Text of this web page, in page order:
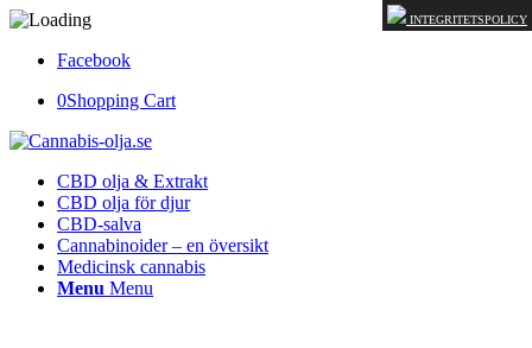
INTEGRITETSPOLICY
Facebook
0Shopping Cart
CBD olja & Extrakt
CBD olja för djur
CBD-salva
Cannabinoider – en översikt
Medicinsk cannabis
Menu Menu